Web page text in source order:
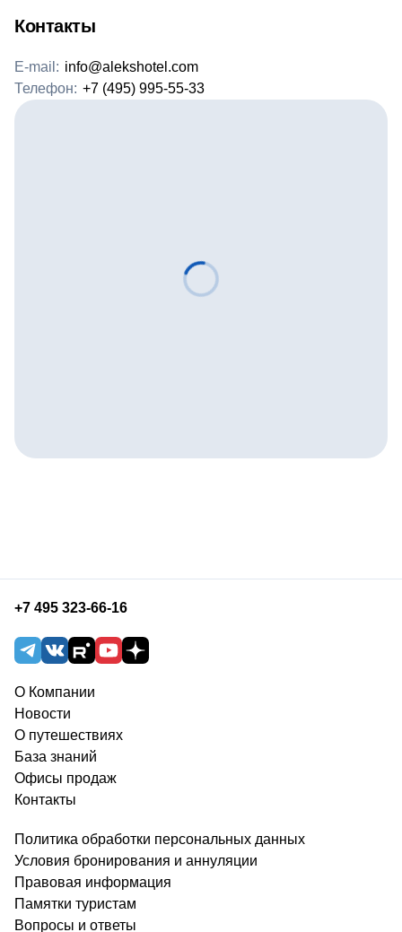
Контакты
E-mail: info@alekshotel.com
Телефон: +7 (495) 995-55-33
+7 495 323-66-16
О Компании
Новости
О путешествиях
База знаний
Офисы продаж
Контакты
Политика обработки персональных данных
Условия бронирования и аннуляции
Правовая информация
Памятки туристам
Вопросы и ответы